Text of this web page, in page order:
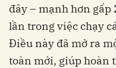
đây – mạnh hơn gấp
lần trong việc chạy
Điều này đã mở ra
toàn mới, giúp hoàn